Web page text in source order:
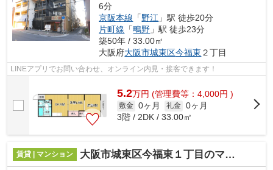
6分
京阪本線 「野江 」駅 徒歩20分
片町線 「鴫野 」駅 徒歩23分
築50年 / 33.00㎡
大阪府大阪市城東区今福東 ２丁目
LINEアプリでお問い合わせ、オンライン内見・接客できます！
5.2万円 (管理費等：4,000円 )
敷金 0ヶ月 礼金 0ヶ月
3階 / 2DK / 33.00㎡
賃貸 | マンション 大阪市城東区今福東１丁目のマンション